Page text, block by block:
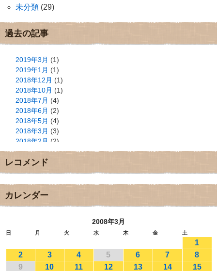
未分類 (29)
過去の記事
2019年3月 (1)
2019年1月 (1)
2018年12月 (1)
2018年10月 (1)
2018年7月 (4)
2018年6月 (2)
2018年5月 (4)
2018年3月 (3)
2018年2月 (2)
2018年1月(2)
2017年12月
2017年11月(3)
2017年9月
2017年8月
2017年5月
2017年3月(1)
2017年2月(1)
レコメンド
カレンダー
2008年3月
日 月 火 水 木 金 土
1
2
3 4 5 6 7
8
9
10 11 12 13 14 15